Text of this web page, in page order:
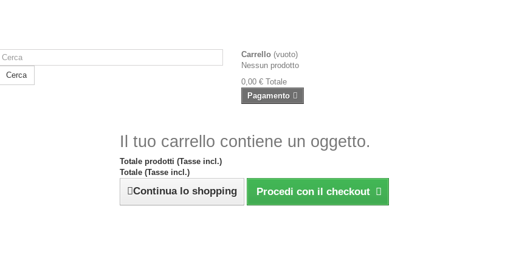
Cerca
Carrello (vuoto)
Nessun prodotto
0,00 € Totale
Pagamento
Il tuo carrello contiene un oggetto.
Totale prodotti (Tasse incl.)
Totale (Tasse incl.)
Continua lo shopping Procedi con il checkout